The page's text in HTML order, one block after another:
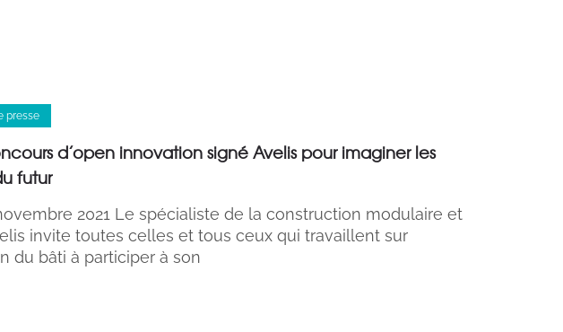
presse
d’open innovation signé Avelis pour imaginer les
futur
2021 Le spécialiste de la construction modulaire et
invite toutes celles et tous ceux qui travaillent sur
du bâti à participer à son